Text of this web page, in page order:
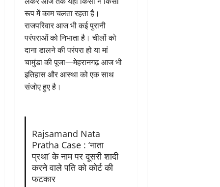
रूप में काम चलता रहता है।
राजपरिवार आज भी कई पुरानी
परंपराओं को निभाता है। चीलों को
दाना डालने की परंपरा हो या मां
चामुंडा की पूजा—मेहरानगढ़ आज भी
इतिहास और आस्था को एक साथ
संजोए हुए है।
Rajsamand Nata
Pratha Case : ‘नाता
प्रथा’ के नाम पर दूसरी शादी
करने वाले पति को कोर्ट की
फटकार